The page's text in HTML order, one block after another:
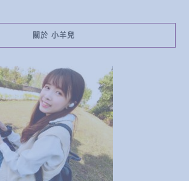
關於 小羊兒